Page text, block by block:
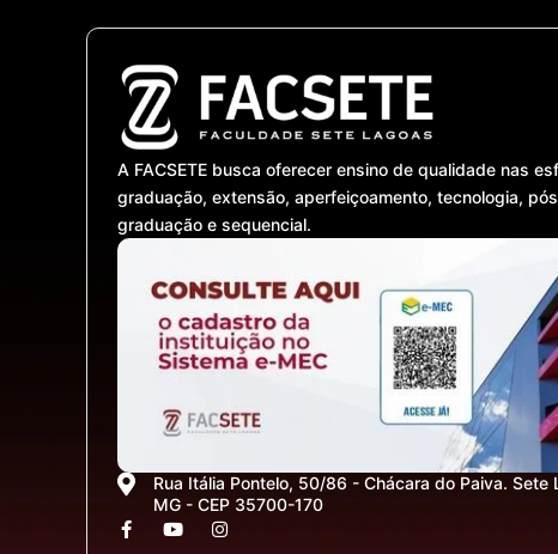
A FACSETE busca oferecer ensino de qualidade nas
graduação, extensão, aperfeiçoamento, tecnologia,
graduação e sequencial.
Rua Itália Pontelo, 50/86 - Chácara do Paiva. Sete
MG - CEP 35700-170
F
a
Y
o
I
n